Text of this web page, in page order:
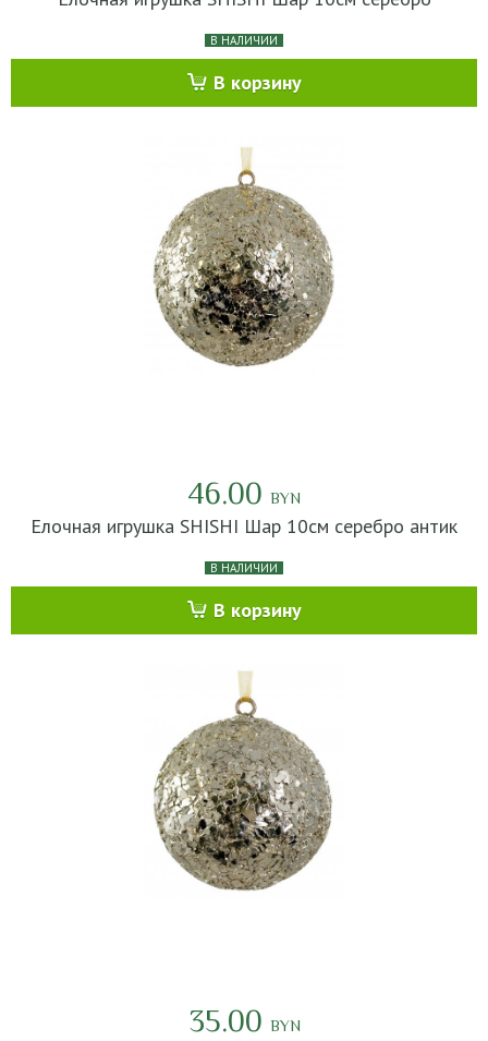
В НАЛИЧИИ
В корзину
46.00 BYN
Елочная игрушка SHISHI Шар 10см серебро антик
В НАЛИЧИИ
В корзину
35.00 BYN